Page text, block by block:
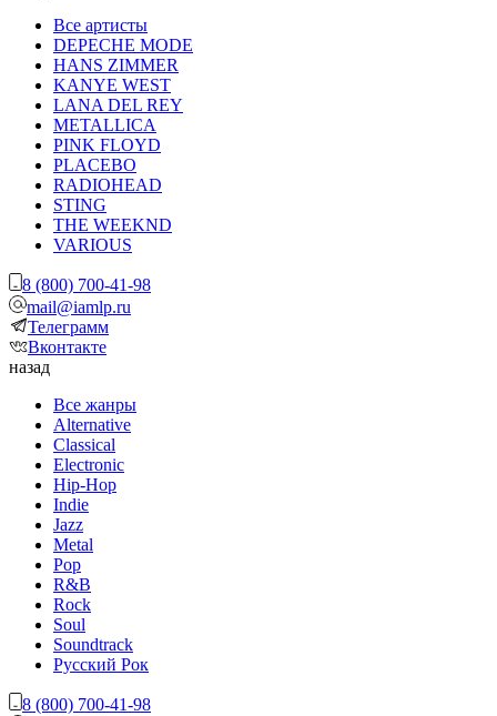
Все артисты
DEPECHE MODE
HANS ZIMMER
KANYE WEST
LANA DEL REY
METALLICA
PINK FLOYD
PLACEBO
RADIOHEAD
STING
THE WEEKND
VARIOUS
8 (800) 700-41-98
mail@iamlp.ru
Телеграмм
Вконтакте
назад
Все жанры
Alternative
Classical
Electronic
Hip-Hop
Indie
Jazz
Metal
Pop
R&B
Rock
Soul
Soundtrack
Русский Рок
8 (800) 700-41-98